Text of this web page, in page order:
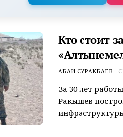
Кто стоит
АБАЙ СУРАКБАЕВ
За 30 лет
Ракышев